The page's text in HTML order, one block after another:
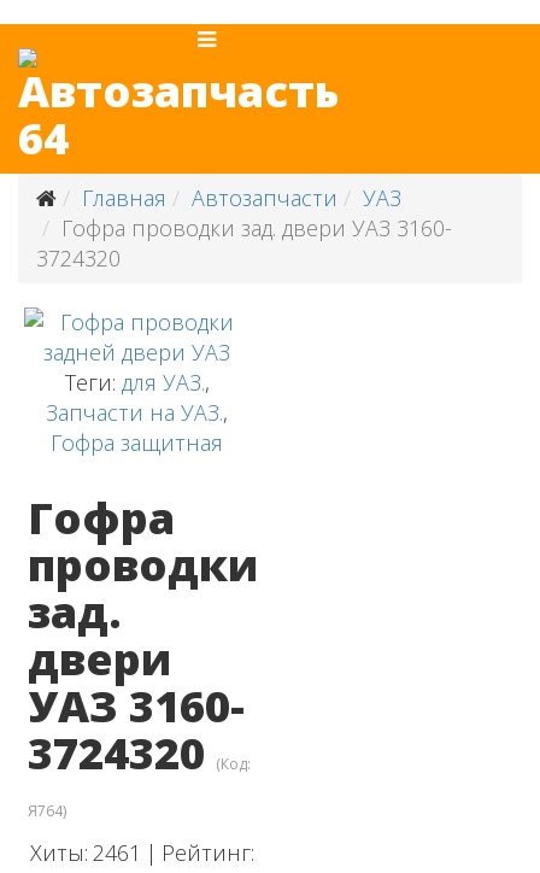
Главная Автозапчасти
УАЗ
Гофра проводки зад. двери УАЗ 3160-
3724320
Теги: для УАЗ.,
Запчасти на УАЗ.,
Гофра защитная
Гофра
проводки
зад.
двери
УАЗ 3160-
3724320 (Код:
Я764)
Хиты: 2461 | Рейтинг: